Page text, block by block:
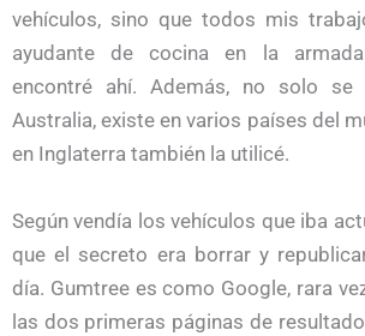
vehículos, sino que todos mis
ayudante de cocina en la
encontré ahí. Además, no solo se
Australia, existe en varios países del
en Inglaterra también la utilicé.
Según vendía los vehículos que iba
que el secreto era borrar y
día. Gumtree es como Google, rara
las dos primeras páginas de